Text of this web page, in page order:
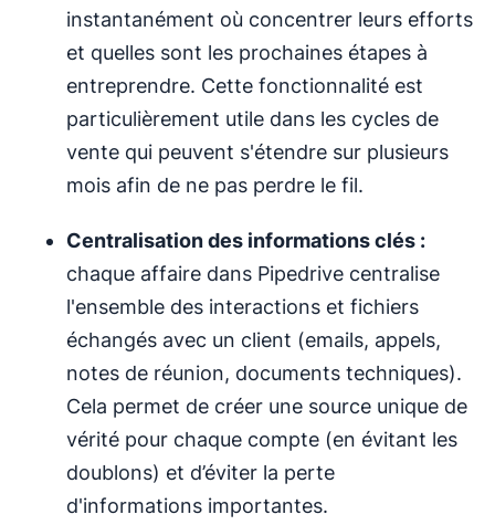
instantanément où concentrer leurs efforts
et quelles sont les prochaines étapes à
entreprendre. Cette fonctionnalité est
particulièrement utile dans les cycles de
vente qui peuvent s'étendre sur plusieurs
mois afin de ne pas perdre le fil.
Centralisation des informations clés :
chaque affaire dans Pipedrive centralise
l'ensemble des interactions et fichiers
échangés avec un client (emails, appels,
notes de réunion, documents techniques).
Cela permet de créer une source unique de
vérité pour chaque compte (en évitant les
doublons) et d’éviter la perte
d'informations importantes.